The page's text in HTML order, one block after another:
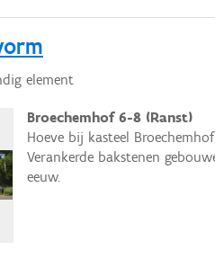
element
Broechemhof 6-8 (Ranst)
Hoeve bij kasteel
Verankerde bakstenen
eeuw.